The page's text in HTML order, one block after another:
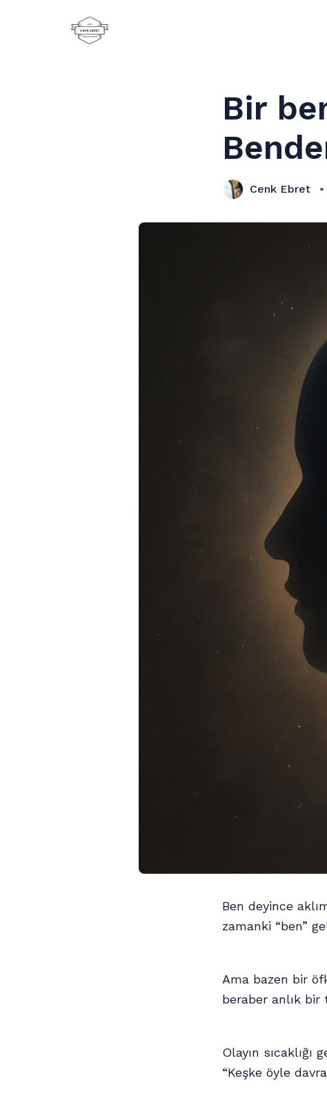
Bir
Cenk Ebret
Ben deyince
zamanki “ben”
Ama bazen bir
beraber anlık bir
Olayın sıcaklığı
“Keşke öyle